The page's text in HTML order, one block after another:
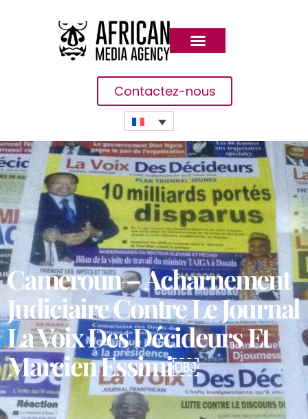
Contactez-nous
Cameroun – Acharnement
Judiciaire Contre Le Journal
La Voix Des Décideurs Et
Marcien Essimi￼